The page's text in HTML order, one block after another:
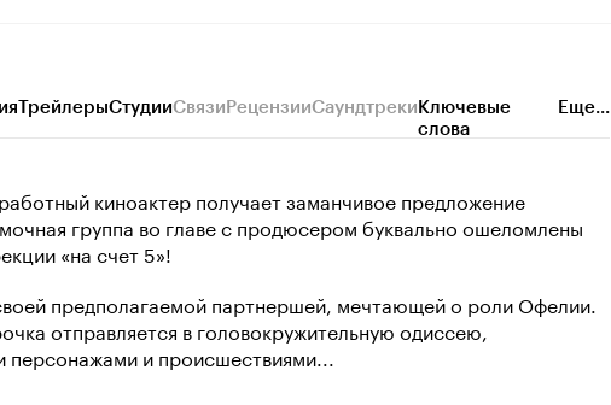
ТрейлерыСтудииСвязиРецензииСаундтрекиКлючевые
слова
Еще...
киноактер получает заманчивое предложение
группа во главе с продюсером буквально ошеломлены
«на счет 5»!
предполагаемой партнершей, мечтающей о роли Офелии.
отправляется в головокружительную одиссею,
и происшествиями...